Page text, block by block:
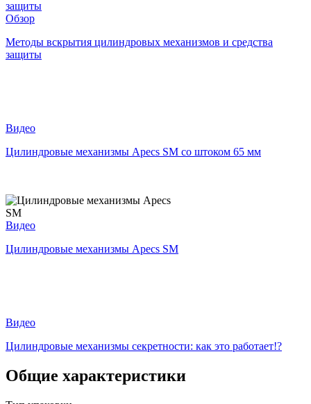
Обзор
Методы вскрытия цилиндровых механизмов и средства
защиты
Видео
Цилиндровые механизмы Apecs SM со штоком 65 мм
Видео
Цилиндровые механизмы Apecs SM
Видео
Цилиндровые механизмы секретности: как это работает!?
Общие характеристики